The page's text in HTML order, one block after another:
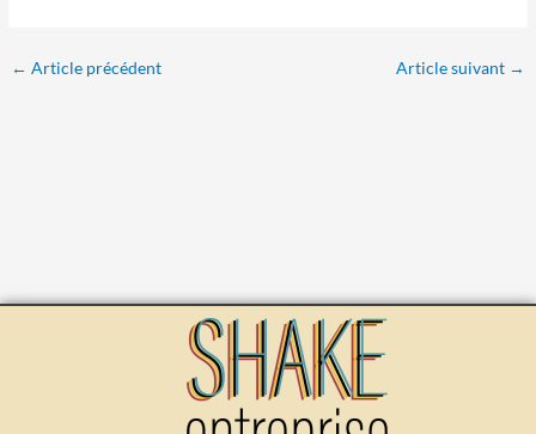
← Article précédent Article suivant →